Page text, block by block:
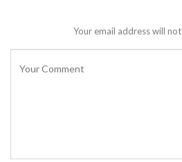
Your email address will